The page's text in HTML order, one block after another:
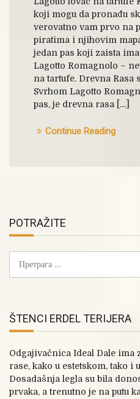
koji mogu da pronađu
verovatno vam prvo na
piratima i njihovim
jedan pas koji zaista
Lagotto Romagnolo –
na tartufe. Drevna Rasa
Svrhom Lagotto
pas, je drevna rasa […]
Continue Reading
POTRAŽITE
ŠTENCI ERDEL TERIJERA
Odgajivačnica Ideal Dale ima
rase, kako u estetskom, tako i
Dosadašnja legla su bila
prvaka, a trenutno je na putu